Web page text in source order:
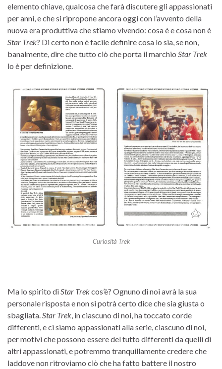
elemento chiave, qualcosa che farà discutere gli appassionati
per anni, e che si ripropone ancora oggi con l’avvento della
nuova era produttiva che stiamo vivendo: cosa è e cosa non è
Star Trek? Di certo non è facile definire cosa lo sia, se non,
banalmente, dire che tutto ciò che porta il marchio Star Trek
lo è per definizione.
Curiosità Trek
Ma lo spirito diStar Trekcos’è? Ognuno di noi avrà la sua
personale risposta e non si potrà certo dice che sia giusta o
sbagliata.Star Trek, in ciascuno di noi, ha toccato corde
differenti, e ci siamo appassionati alla serie, ciascuno di noi,
per motivi che possono essere del tutto differenti da quelli di
altri appassionati, e potremmo tranquillamente credere che
laddove non ritroviamo ciò che ha fatto battere il nostro